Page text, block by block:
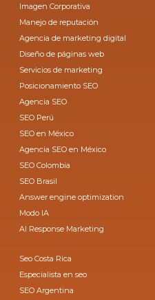
Imagen Corporativa
Manejo de reputación
Agencia de marketing digital
Diseño de páginas web
Servicios de marketing
Posicionamiento SEO
Agencia SEO
SEO Perú
SEO en México
Agencia SEO en México
SEO Colombia
SEO Brasil
Answer engine optimization
Modo IA
AI Response Marketing
Seo Costa Rica
Especialista en seo
SEO Argentina